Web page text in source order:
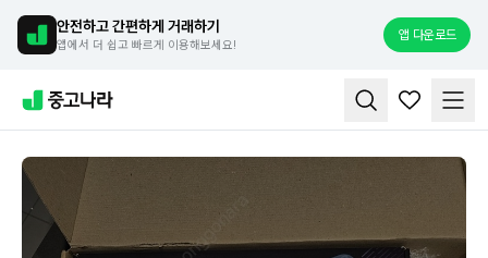
안전하고 간편하게 거래하기
앱에서 더 쉽고 빠르게 이용해보세요!
앱 다운로드